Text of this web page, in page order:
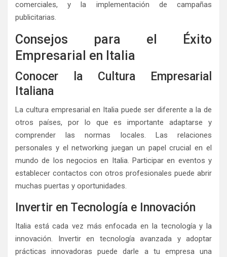
comerciales, y la implementación de campañas
publicitarias.
Consejos para el Éxito
Empresarial en Italia
Conocer la Cultura Empresarial
Italiana
La cultura empresarial en Italia puede ser diferente a la de
otros países, por lo que es importante adaptarse y
comprender las normas locales. Las relaciones
personales y el networking juegan un papel crucial en el
mundo de los negocios en Italia. Participar en eventos y
establecer contactos con otros profesionales puede abrir
muchas puertas y oportunidades.
Invertir en Tecnología e Innovación
Italia está cada vez más enfocada en la tecnología y la
innovación. Invertir en tecnología avanzada y adoptar
prácticas innovadoras puede darle a tu empresa una